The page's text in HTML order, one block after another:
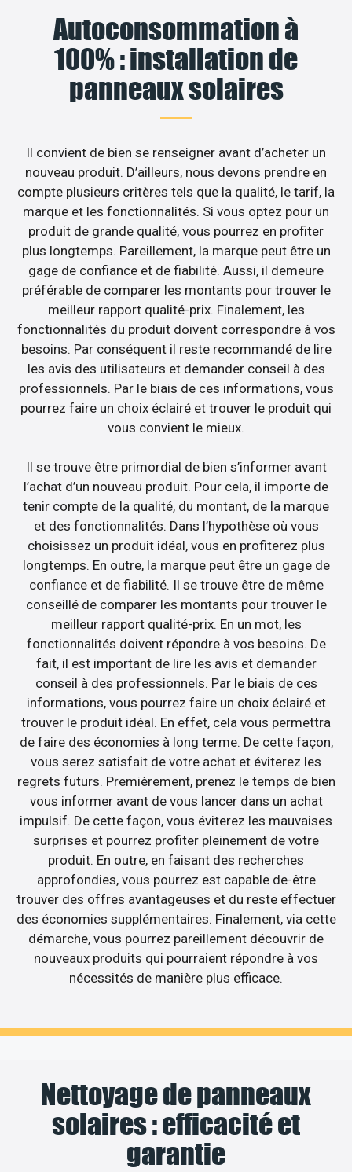
Autoconsommation à
100% : installation de
panneaux solaires
Il convient de bien se renseigner avant d’acheter un
nouveau produit. D’ailleurs, nous devons prendre en
compte plusieurs critères tels que la qualité, le tarif, la
marque et les fonctionnalités. Si vous optez pour un
produit de grande qualité, vous pourrez en profiter
plus longtemps. Pareillement, la marque peut être un
gage de confiance et de fiabilité. Aussi, il demeure
préférable de comparer les montants pour trouver le
meilleur rapport qualité-prix. Finalement, les
fonctionnalités du produit doivent correspondre à vos
besoins. Par conséquent il reste recommandé de lire
les avis des utilisateurs et demander conseil à des
professionnels. Par le biais de ces informations, vous
pourrez faire un choix éclairé et trouver le produit qui
vous convient le mieux.
Il se trouve être primordial de bien s’informer avant
l’achat d’un nouveau produit. Pour cela, il importe de
tenir compte de la qualité, du montant, de la marque
et des fonctionnalités. Dans l’hypothèse où vous
choisissez un produit idéal, vous en profiterez plus
longtemps. En outre, la marque peut être un gage de
confiance et de fiabilité. Il se trouve être de même
conseillé de comparer les montants pour trouver le
meilleur rapport qualité-prix. En un mot, les
fonctionnalités doivent répondre à vos besoins. De
fait, il est important de lire les avis et demander
conseil à des professionnels. Par le biais de ces
informations, vous pourrez faire un choix éclairé et
trouver le produit idéal. En effet, cela vous permettra
de faire des économies à long terme. De cette façon,
vous serez satisfait de votre achat et éviterez les
regrets futurs. Premièrement, prenez le temps de bien
vous informer avant de vous lancer dans un achat
impulsif. De cette façon, vous éviterez les mauvaises
surprises et pourrez profiter pleinement de votre
produit. En outre, en faisant des recherches
approfondies, vous pourrez est capable de-être
trouver des offres avantageuses et du reste effectuer
des économies supplémentaires. Finalement, via cette
démarche, vous pourrez pareillement découvrir de
nouveaux produits qui pourraient répondre à vos
nécessités de manière plus efficace.
Nettoyage de panneaux
solaires : efficacité et
garantie